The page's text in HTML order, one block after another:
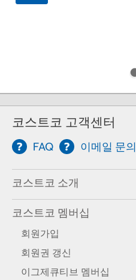
코스트코 고객센터
FAQ 이메일 문의
코스트코 소개
코스트코 멤버십
회원가입
회원권 갱신
이그제큐티브 멤버십